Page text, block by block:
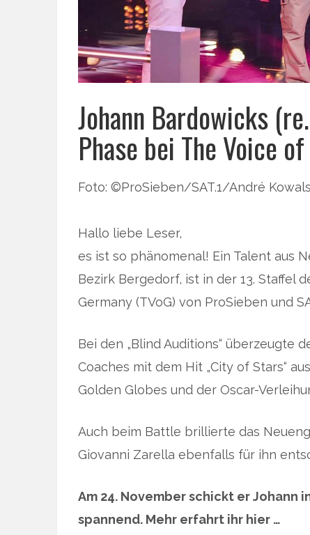
Johann Bardowicks
Phase bei The Voice
Foto: ©ProSieben/SAT.1/André
Hallo liebe Leser,
es ist so phänomenal! Ein Talent aus
Bezirk Bergedorf, ist in der 13. Staffel
Germany (TVoG) von ProSieben und
Bei den „Blind Auditions“ überzeugte
Coaches mit dem Hit „City of Stars“
Golden Globes und der Oscar-
Auch beim Battle brillierte das
Giovanni Zarella ebenfalls für ihn
Am 24. November schickt er Johann
spannend. Mehr erfahrt ihr hier …